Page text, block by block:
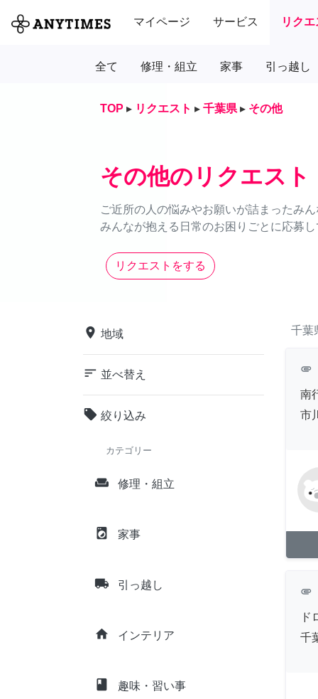
マイページ サービス リク
全て 修理・組立 家事 引っ越し
TOP ▸ リクエスト ▸ 千葉県 ▸ その他
その他のリクエスト
ご近所の人の悩みやお願いが詰まったみ
みんなが抱える日常のお困りごとに応募
リクエストをする
place 地域
sort 並べ替え
local_offer 絞り込み
カテゴリー
weekend 修理・組立
local_laundry_service 家事
local_shipping 引っ越し
home インテリア
class 趣味・習い事
千葉
attachment
南
市
attachment
ド
千